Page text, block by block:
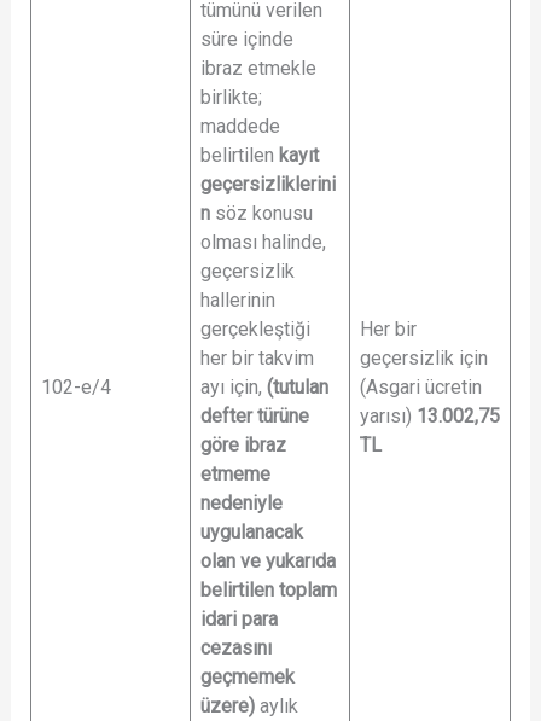
102-e/4
tümünü verilen
süre içinde
ibraz etmekle
birlikte;
maddede
belirtilen kayıt
geçersizliklerini
nsöz konusu
olması halinde,
geçersizlik
hallerinin
gerçekleştiği
her bir takvim
ayı için, (tutulan
defter türüne
göre ibraz
etmeme
nedeniyle
uygulanacak
olan ve yukarıda
belirtilen toplam
idari para
cezasını
geçmemek
üzere)aylık
Her bir
geçersizlik için
(Asgari ücretin
yarısı) 13.002,75
TL